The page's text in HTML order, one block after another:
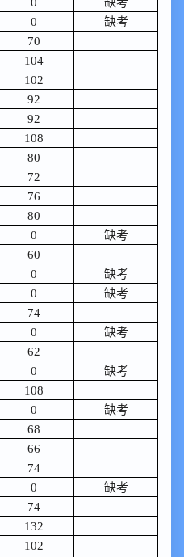
0
缺考
70
104
102
92
92
108
80
72
76
80
0
缺考
60
0
缺考
0
缺考
74
0
缺考
62
0
缺考
108
0
缺考
68
66
74
0
缺考
74
132
102